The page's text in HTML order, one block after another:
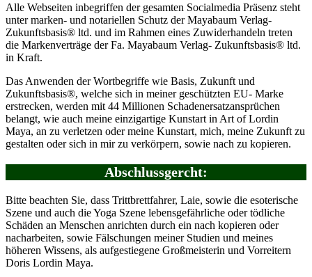
Alle Webseiten inbegriffen der gesamten Socialmedia Präsenz steht
unter marken- und notariellen Schutz der Mayabaum Verlag-
Zukunftsbasis® ltd. und im Rahmen eines Zuwiderhandeln treten
die Markenverträge der Fa. Mayabaum Verlag- Zukunftsbasis® ltd.
in Kraft.
Das Anwenden der Wortbegriffe wie Basis, Zukunft und
Zukunftsbasis®, welche sich in meiner geschützten EU- Marke
erstrecken, werden mit 44 Millionen Schadenersatzansprüchen
belangt, wie auch meine einzigartige Kunstart in Art of Lordin
Maya, an zu verletzen oder meine Kunstart, mich, meine Zukunft zu
gestalten oder sich in mir zu verkörpern, sowie nach zu kopieren.
Abschlussgercht:
Bitte beachten Sie, dass Trittbrettfahrer, Laie, sowie die esoterische
Szene und auch die Yoga Szene lebensgefährliche oder tödliche
Schäden an Menschen anrichten durch ein nach kopieren oder
nacharbeiten, sowie Fälschungen meiner Studien und meines
höheren Wissens, als aufgestiegene Großmeisterin und Vorreitern
Doris Lordin Maya.